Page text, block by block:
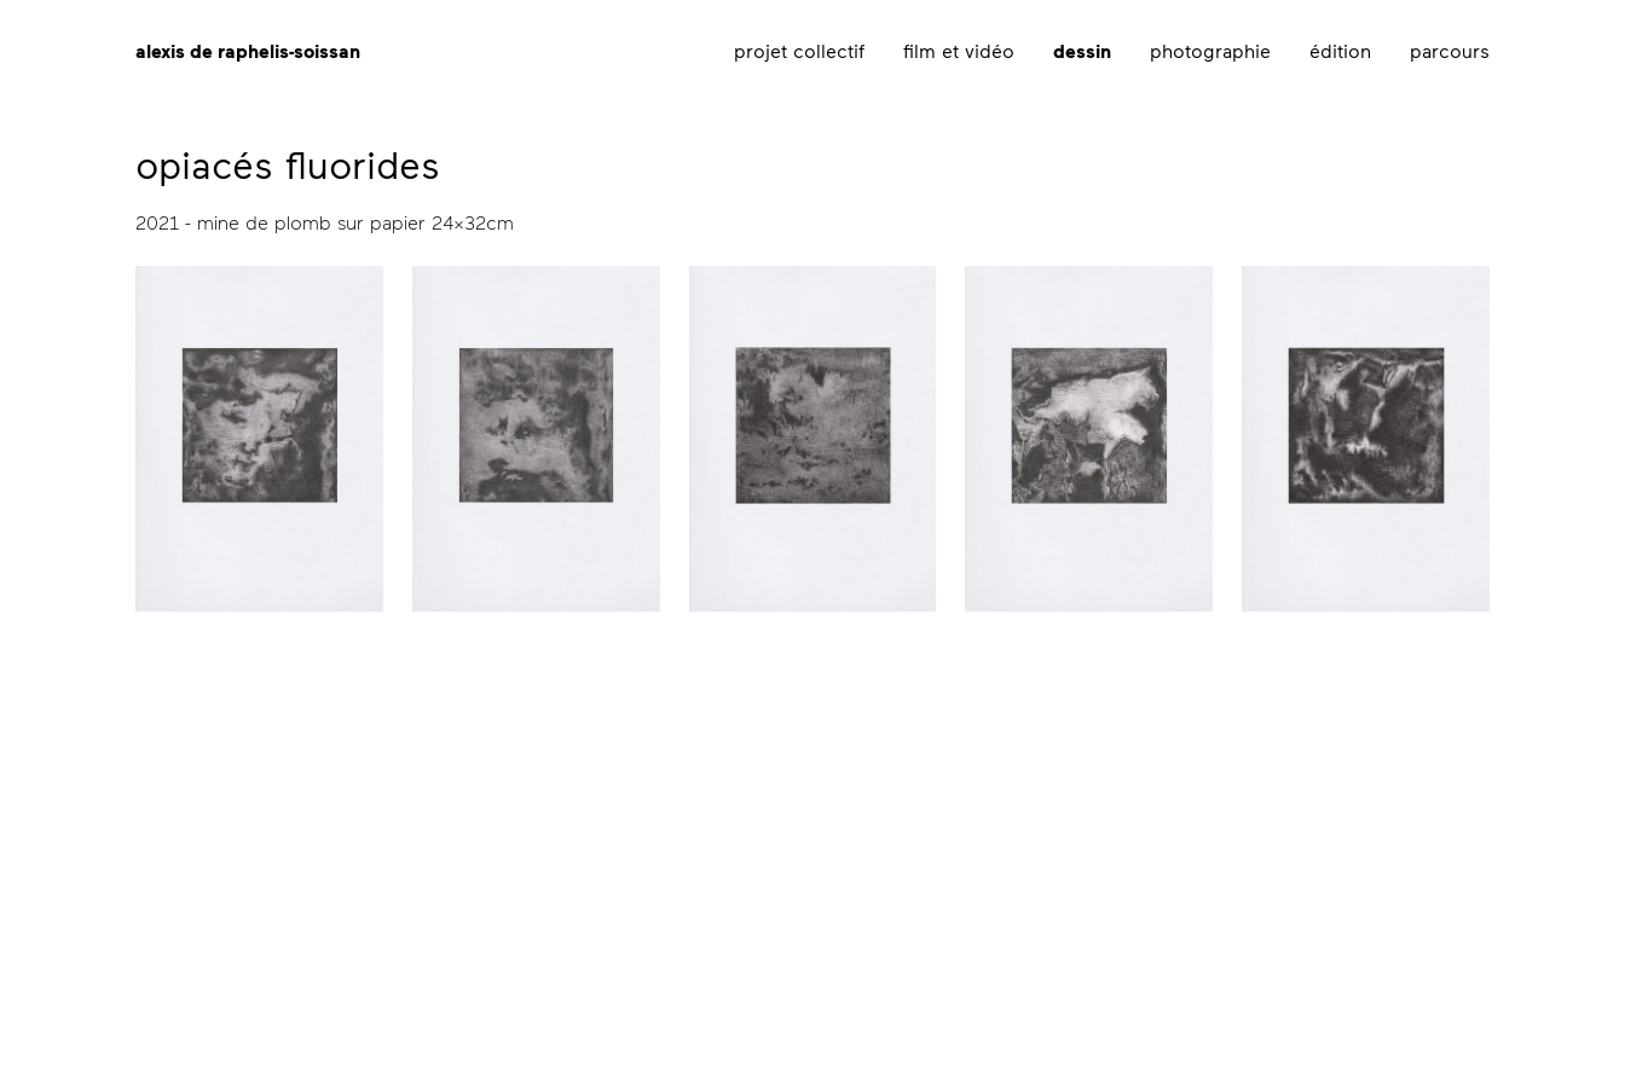
alexis de raphelis-soissan projet collectif film et vidéo dessin photographie édition parcours
opiacés fluorides
2021 - mine de plomb sur papier 24x32cm